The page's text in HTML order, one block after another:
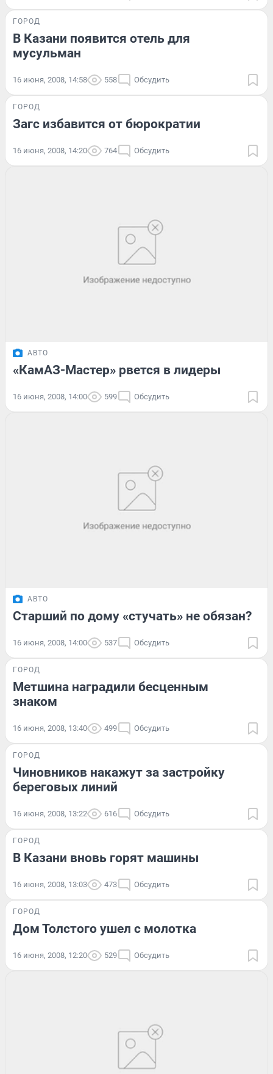
ГОРОД
В Казани появится отель для
мусульман
16 июня, 2008, 14:58 558 Обсудить
ГОРОД
Загс избавится от бюрократии
16 июня, 2008, 14:20 764 Обсудить
АВТО
«КамАЗ-Мастер» рвется в лидеры
16 июня, 2008, 14:00 599 Обсудить
АВТО
Старший по дому «стучать» не обязан?
16 июня, 2008, 14:00 537 Обсудить
ГОРОД
Метшина наградили бесценным
знаком
16 июня, 2008, 13:40 499 Обсудить
ГОРОД
Чиновников накажут за застройку
береговых линий
16 июня, 2008, 13:22 616 Обсудить
ГОРОД
В Казани вновь горят машины
16 июня, 2008, 13:03 473 Обсудить
ГОРОД
Дом Толстого ушел с молотка
16 июня, 2008, 12:20 529 Обсудить